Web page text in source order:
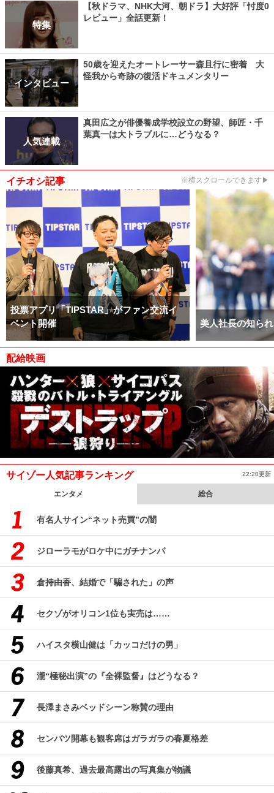
特集
【秋ドラマ、NHK大河、朝ドラ】大好評「忖度0
レビュー」全話更新！
インタビュー
50歳を迎えたオートレーサー森且行に密着 大
怪我から奇跡の復活ドキュメンタリー
人気連載
真田広之が俳優養成学校設立の野望、師匠・千
葉真一は大トラブルに…どうなる？
イチオシ記事 ※横スクロールできます▶
投票アプリ「TIPSTAR」がファン交流イ
ベント開催
美人社長の知ら
配給映画
サイゾー人気記事ランキング 22:20更新
エンタメ 総合
有名人サイン“ネット売買”の闇
ジローラモがロケ中にガチナンパ
倉持由香、結婚で「騙された」の声
セクゾがオリコン1位も実売は……
ハイスタ横山健は「カッコだけの男」
瀧“極秘出演”の『全裸監督』はどうなる？
長澤まさみベッドシーン称賛の理由
センバツ開幕も観客席はガラガラの春夏格差
後藤真希、過去最高露出の写真集が物議